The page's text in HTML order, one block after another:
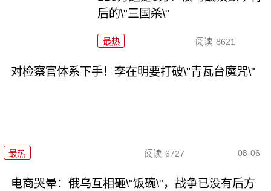
后的\"三国杀\"
最热 阅读 8621
对检察官体系下手！李在明要打破\"青瓦台魔咒\"
最热 阅读 6727 08-06
电商哭晕：俄乌互相砸\"饭碗\"，战争已没有后方